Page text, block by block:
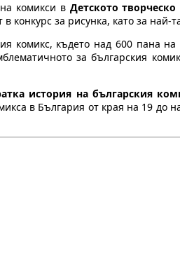
комикси в Детското
за рисунка, като за
където над 600 пана
за българския
история на българския
в България от края на 19 до